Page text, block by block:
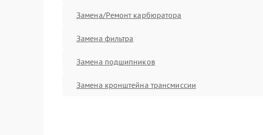
Замена/Pемонт карбюратора
Замена фильтра
Замена подшипников
Замена кронштейна трансмиссии